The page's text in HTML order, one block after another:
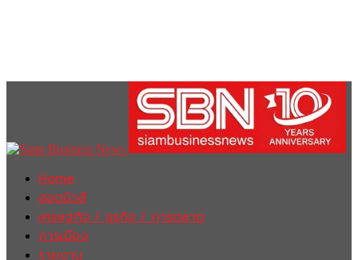
Home
ฮอตนิวส์
เศรษฐกิจ / ธุรกิจ / การตลาด
การเมือง
รายงาน